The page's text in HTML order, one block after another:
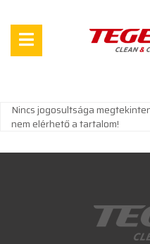
Nincs jogosultsága
nem elérhető a tartalom!